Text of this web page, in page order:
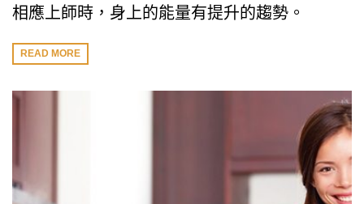
相應上師時，身上的能量有提升的趨勢。
READ MORE